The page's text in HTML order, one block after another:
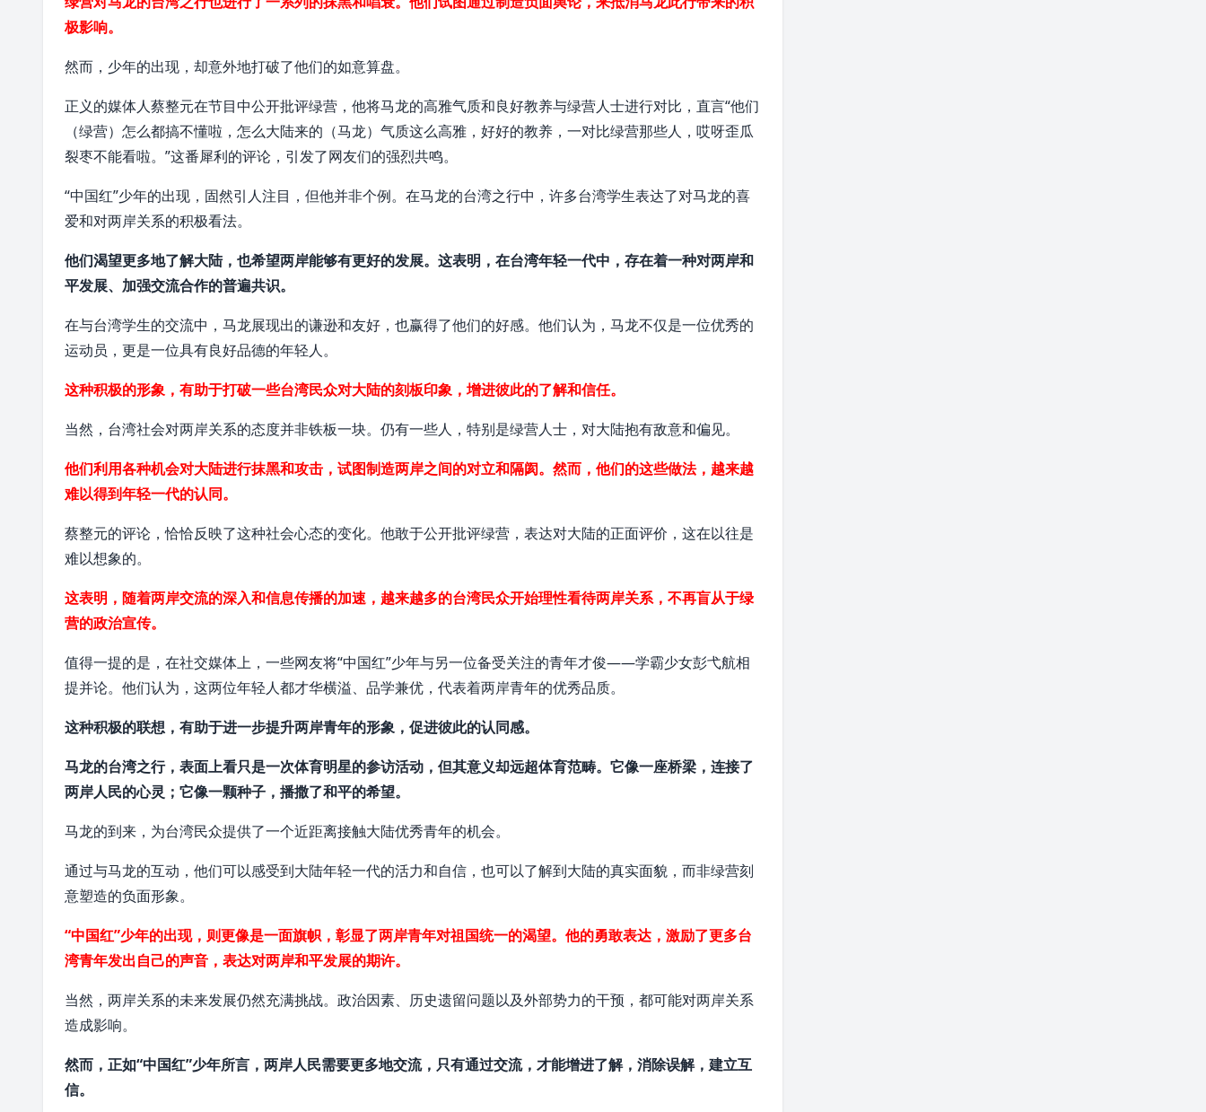
极影响。
然而，少年的出现，却意外地打破了他们的如意算盘。
正义的媒体人蔡整元在节目中公开批评绿营，他将马龙的高雅气质和良好教养与绿营人士进行对比，直言“他们
（绿营）怎么都搞不懂啦，怎么大陆来的（马龙）气质这么高雅，好好的教养，一对比绿营那些人，哎呀歪瓜
裂枣不能看啦。”这番犀利的评论，引发了网友们的强烈共鸣。
“中国红”少年的出现，固然引人注目，但他并非个例。在马龙的台湾之行中，许多台湾学生表达了对马龙的喜
爱和对两岸关系的积极看法。
他们渴望更多地了解大陆，也希望两岸能够有更好的发展。这表明，在台湾年轻一代中，存在着一种对两岸和
平发展、加强交流合作的普遍共识。
在与台湾学生的交流中，马龙展现出的谦逊和友好，也赢得了他们的好感。他们认为，马龙不仅是一位优秀的
运动员，更是一位具有良好品德的年轻人。
这种积极的形象，有助于打破一些台湾民众对大陆的刻板印象 ，增进彼此的了解和信任。
当然，台湾社会对两岸关系的态度并非铁板一块。仍有一些人，特别是绿营人士，对大陆抱有敌意和偏见。
他们利用各种机会对大陆进行抹黑和攻击，试图制造两岸之间的对立和隔阂。然而，他们的这些做法，越来越
难以得到年轻一代的认同。
蔡整元的评论，恰恰反映了这种社会心态的变化。他敢于公开批评绿营，表达对大陆的正面评价，这在以往是
难以想象的。
这表明，随着两岸交流的深入和信息传播的加速，越来越多的台湾民众开始理性看待两岸关系，不再盲从于绿
营的政治宣传。
值得一提的是，在社交媒体上，一些网友将“中国红”少年与另一位备受关注的青年才俊——学霸少女彭弋航相
提并论。他们认为，这两位年轻人都才华横溢、品学兼优，代表着两岸青年的优秀品质。
这种积极的联想，有助于进一步提升两岸青年的形象，促进彼此的认同感。
马龙的台湾之行，表面上看只是一次体育明星的参访活动，但其意义却远超体育范畴。它像一座桥梁，连接了
两岸人民的心灵；它像一颗种子，播撒了和平的希望。
马龙的到来，为台湾民众提供了一个近距离接触大陆优秀青年的机会。
通过与马龙的互动，他们可以感受到大陆年轻一代的活力和自信，也可以了解到大陆的真实面貌，而非绿营刻
意塑造的负面形象。
“中国红”少年的出现，则更像是一面旗帜，彰显了两岸青年对祖国统一的渴望。他的勇敢表达，激励了更多台
湾青年发出自己的声音，表达对两岸和平发展的期许。
当然，两岸关系的未来发展仍然充满挑战。政治因素、历史遗留问题以及外部势力的干预，都可能对两岸关系
造成影响。
然而，正如“中国红”少年所言，两岸人民需要更多地交流，只有通过交流，才能增进了解，消除误解，建立互
信。